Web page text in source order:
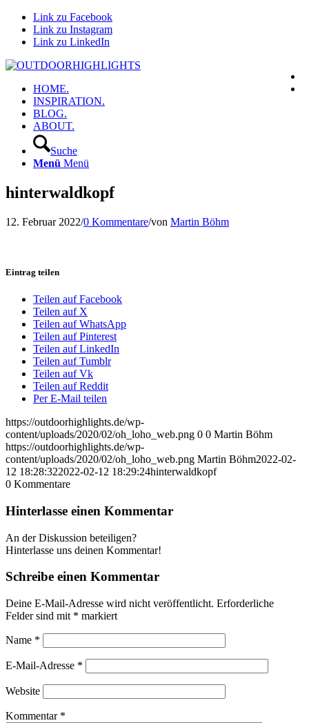
Link zu Facebook
Link zu Instagram
Link zu LinkedIn
HOME.
INSPIRATION.
BLOG.
ABOUT.
Suche
Menü Menü
hinterwaldkopf
12. Februar 2022/0 Kommentare/von Martin Böhm
Eintrag teilen
Teilen auf Facebook
Teilen auf X
Teilen auf WhatsApp
Teilen auf Pinterest
Teilen auf LinkedIn
Teilen auf Tumblr
Teilen auf Vk
Teilen auf Reddit
Per E-Mail teilen
https://outdoorhighlights.de/wp-
content/uploads/2020/02/oh_loho_web.png 0 0 Martin Böhm
https://outdoorhighlights.de/wp-
content/uploads/2020/02/oh_loho_web.png Martin Böhm2022-02-
12 18:28:322022-02-12 18:29:24hinterwaldkopf
0 Kommentare
Hinterlasse einen Kommentar
An der Diskussion beteiligen?
Hinterlasse uns deinen Kommentar!
Schreibe einen Kommentar
Deine E-Mail-Adresse wird nicht veröffentlicht. Erforderliche
Felder sind mit * markiert
Name *
E-Mail-Adresse *
Website
Kommentar *